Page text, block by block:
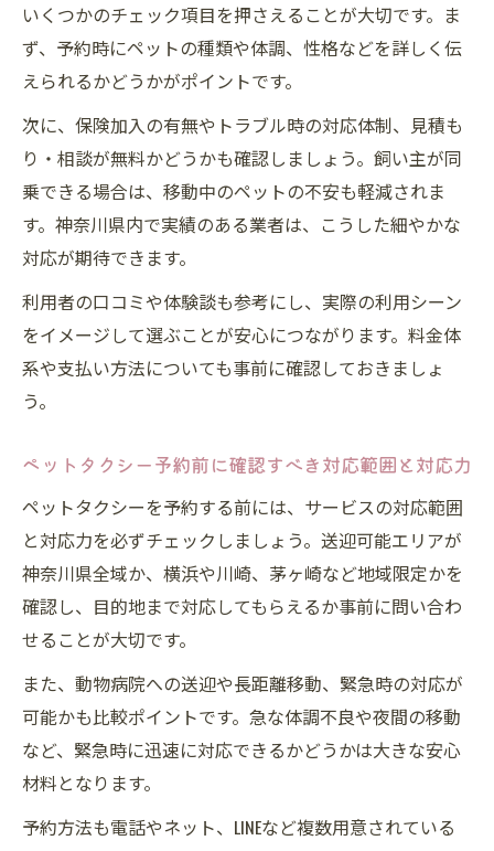
神奈川でペットタクシーサービスが選ばれ
る理由
ペットタクシー対応エリアと送迎体制を徹
底解説
ペットタクシーなら大型犬や多頭飼いも安
心対応
神奈川のペットタクシーサービスの特徴と
傾向
ペットタクシーと通常タクシーの対応範囲
の違い
引越しや旅行に強いペットタクシー活用法
理由
ペットタクシーで家族旅行時のペット同伴
を実現
大型犬や複数頭でも利用しやすいペットタ
クシー
ペットタクシーを使った空港送迎のポイン
ト
いくつかのチェック項目を押さえることが大切です。ま
ず、予約時にペットの種類や体調、性格などを詳しく伝
えられるかどうかがポイントです。
次に、保険加入の有無やトラブル時の対応体制、見積も
り・相談が無料かどうかも確認しましょう。飼い主が同
乗できる場合は、移動中のペットの不安も軽減されま
す。神奈川県内で実績のある業者は、こうした細やかな
対応が期待できます。
利用者の口コミや体験談も参考にし、実際の利用シーン
をイメージして選ぶことが安心につながります。料金体
系や支払い方法についても事前に確認しておきましょ
う。
ペットタクシー予約前に確認すべき対応範囲と対応力
ペットタクシーを予約する前には、サービスの対応範囲
と対応力を必ずチェックしましょう。送迎可能エリアが
神奈川県全域か、横浜や川崎、茅ヶ崎など地域限定かを
確認し、目的地まで対応してもらえるか事前に問い合わ
せることが大切です。
また、動物病院への送迎や長距離移動、緊急時の対応が
可能かも比較ポイントです。急な体調不良や夜間の移動
など、緊急時に迅速に対応できるかどうかは大きな安心
材料となります。
予約方法も電話やネット、LINEなど複数用意されている